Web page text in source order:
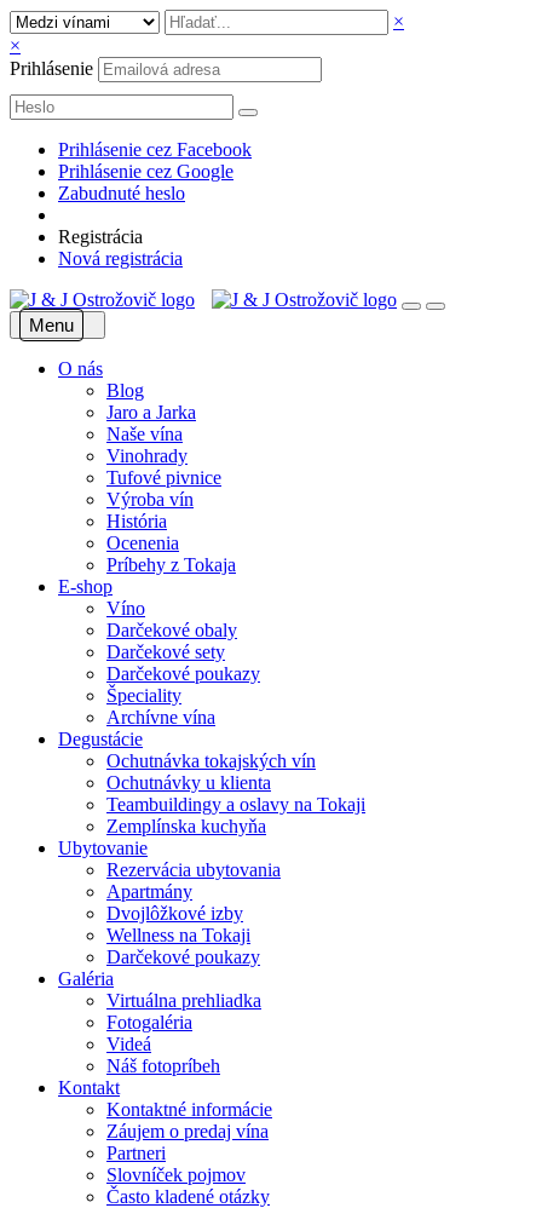
×
×
Prihlásenie
Prihlásenie cez Facebook
Prihlásenie cez Google
Zabudnuté heslo
Registrácia
Nová registrácia
Menu
O nás
Blog
Jaro a Jarka
Naše vína
Vinohrady
Tufové pivnice
Výroba vín
História
Ocenenia
Príbehy z Tokaja
E-shop
Víno
Darčekové obaly
Darčekové sety
Darčekové poukazy
Špeciality
Archívne vína
Degustácie
Ochutnávka tokajských vín
Ochutnávky u klienta
Teambuildingy a oslavy na Tokaji
Zemplínska kuchyňa
Ubytovanie
Rezervácia ubytovania
Apartmány
Dvojlôžkové izby
Wellness na Tokaji
Darčekové poukazy
Galéria
Virtuálna prehliadka
Fotogaléria
Videá
Náš fotopríbeh
Kontakt
Kontaktné informácie
Záujem o predaj vína
Partneri
Slovníček pojmov
Často kladené otázky